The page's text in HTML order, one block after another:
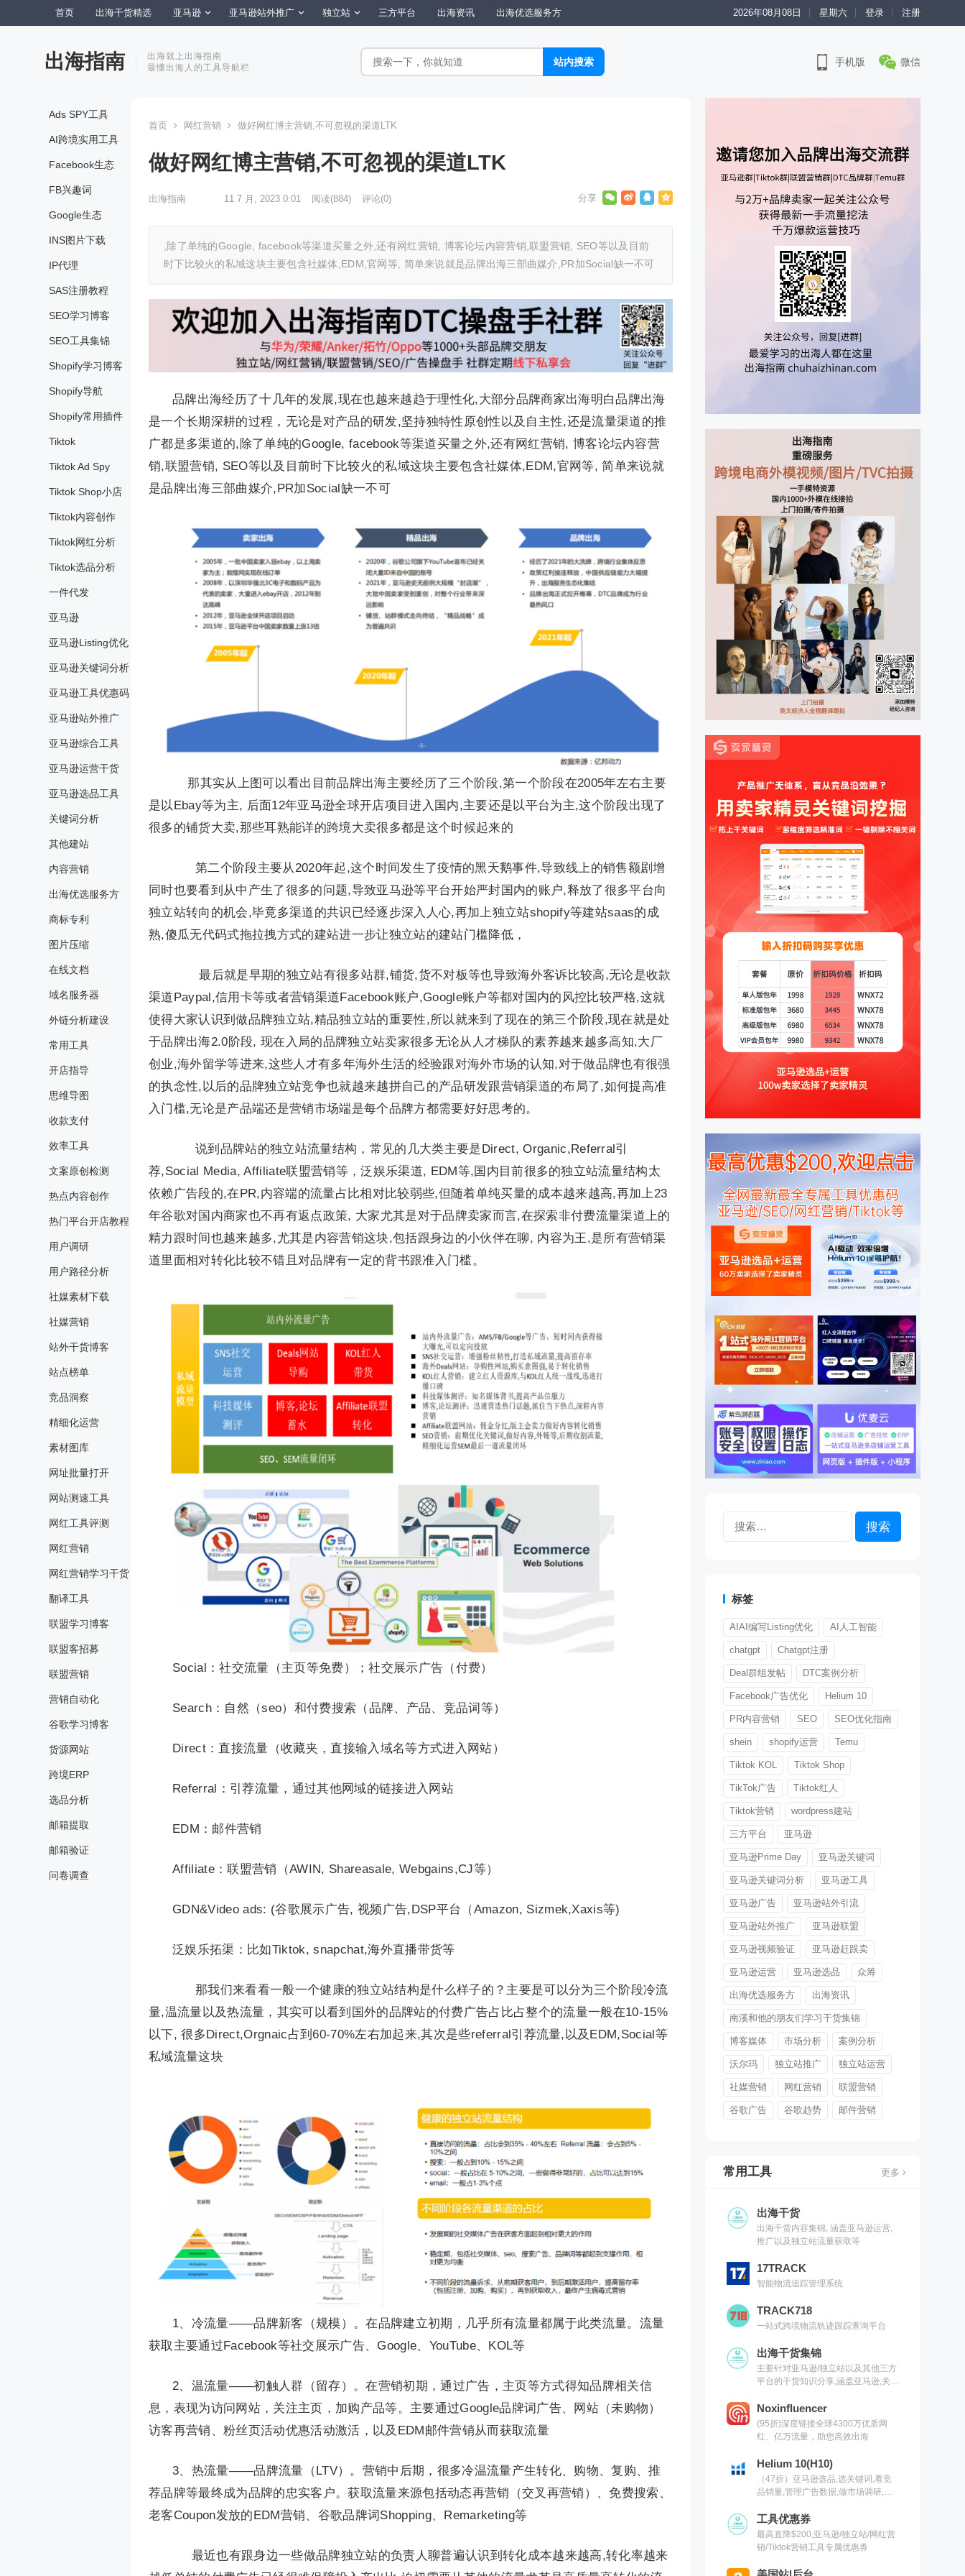
首页 出海干货精选 亚马逊 亚马逊站外推广 独立站 三方平台 出海资讯 出海优选服务方 2026年08月08日 星期六 登录 注册
出海指南
出海就上出海指南
最懂出海人的工具导航栏
手机版 微信
Ads SPY工具
AI跨境实用工具
Facebook生态
FB兴趣词
Google生态
INS图片下载
IP代理
SAS注册教程
SEO学习博客
SEO工具集锦
Shopify学习博客
Shopify导航
Shopify常用插件
Tiktok
Tiktok Ad Spy
Tiktok Shop小店
Tiktok内容创作
Tiktok网红分析
Tiktok选品分析
一件代发
亚马逊
亚马逊Listing优化
亚马逊关键词分析
亚马逊工具优惠码
亚马逊站外推广
亚马逊综合工具
亚马逊运营干货
亚马逊选品工具
关键词分析
其他建站
内容营销
出海优选服务方
商标专利
图片压缩
在线文档
域名服务器
外链分析建设
常用工具
开店指导
思维导图
收款支付
效率工具
文案原创检测
热点内容创作
热门平台开店教程
用户调研
用户路径分析
社媒素材下载
社媒营销
站外干货博客
站点榜单
竞品洞察
精细化运营
素材图库
网址批量打开
网站测速工具
网红工具评测
网红营销
网红营销学习干货
翻译工具
联盟学习博客
联盟客招募
联盟营销
营销自动化
谷歌学习博客
货源网站
跨境ERP
选品分析
邮箱提取
邮箱验证
问卷调查
首页 网红营销 做好网红博主营销,不可忽视的渠道LTK
做好网红博主营销,不可忽视的渠道LTK
出海指南 11 7 月, 2023 0:01 阅读(884) 评论(0)
,除了单纯的Google, facebook等渠道买量之外,还有网红营销, 博客论坛内容营销,联盟营销, SEO等以及目前
时下比较火的私域这块主要包含社媒体,EDM,官网等, 简单来说就是品牌出海三部曲媒介,PR加Social缺一不可
品牌出海经历了十几年的发展,现在也越来越趋于理性化,大部分品牌商家出海明白品牌出海
是一个长期深耕的过程，无论是对产品的研发,坚持独特性原创性以及自主性,还是流量渠道的推
广都是多渠道的,除了单纯的Google, facebook等渠道买量之外,还有网红营销, 博客论坛内容营
销,联盟营销, SEO等以及目前时下比较火的私域这块主要包含社媒体,EDM,官网等, 简单来说就
是品牌出海三部曲媒介,PR加Social缺一不可
那其实从上图可以看出目前品牌出海主要经历了三个阶段,第一个阶段在2005年左右主要
是以Ebay等为主, 后面12年亚马逊全球开店项目进入国内,主要还是以平台为主,这个阶段出现了
很多的铺货大卖,那些耳熟能详的跨境大卖很多都是这个时候起来的
第二个阶段主要从2020年起,这个时间发生了疫情的黑天鹅事件,导致线上的销售额剧增
同时也要看到从中产生了很多的问题,导致亚马逊等平台开始严封国内的账户,释放了很多平台向
独立站转向的机会,毕竟多渠道的共识已经逐步深入人心,再加上独立站shopify等建站saas的成
熟,傻瓜无代码式拖拉拽方式的建站进一步让独立站的建站门槛降低，
最后就是早期的独立站有很多站群,铺货,货不对板等也导致海外客诉比较高,无论是收款
渠道Paypal,信用卡等或者营销渠道Facebook账户,Google账户等都对国内的风控比较严格,这就
使得大家认识到做品牌独立站,精品独立站的重要性,所以就来到了现在的第三个阶段,现在就是处
于品牌出海2.0阶段, 现在入局的品牌独立站卖家很多无论从人才梯队的素养越来越多高知,大厂
创业,海外留学等进来,这些人才有多年海外生活的经验跟对海外市场的认知,对于做品牌也有很强
的执念性,以后的品牌独立站竞争也就越来越拼自己的产品研发跟营销渠道的布局了,如何提高准
入门槛,无论是产品端还是营销市场端是每个品牌方都需要好好思考的。
说到品牌站的独立站流量结构，常见的几大类主要是Direct, Organic,Referral引
荐,Social Media, Affiliate联盟营销等，泛娱乐渠道, EDM等,国内目前很多的独立站流量结构太
依赖广告段的,在PR,内容端的流量占比相对比较弱些,但随着单纯买量的成本越来越高,再加上23
年谷歌对国内商家也不再有返点政策, 大家尤其是对于品牌卖家而言,在探索非付费流量渠道上的
精力跟时间也越来越多,尤其是内容营销这块,包括跟身边的小伙伴在聊, 内容为王,是所有营销渠
道里面相对转化比较不错且对品牌有一定的背书跟准入门槛。
Social：社交流量（主页等免费）；社交展示广告（付费）
Search：自然（seo）和付费搜索（品牌、产品、竞品词等）
Direct：直接流量（收藏夹，直接输入域名等方式进入网站）
Referral：引荐流量，通过其他网域的链接进入网站
EDM：邮件营销
Affiliate：联盟营销（AWIN, Shareasale, Webgains,CJ等）
GDN&Video ads: (谷歌展示广告, 视频广告,DSP平台（Amazon, Sizmek,Xaxis等)
泛娱乐拓渠：比如Tiktok, snapchat,海外直播带货等
那我们来看看一般一个健康的独立站结构是什么样子的？主要是可以分为三个阶段冷流
量,温流量以及热流量，其实可以看到国外的品牌站的付费广告占比占整个的流量一般在10-15%
以下, 很多Direct,Orgnaic占到60-70%左右加起来,其次是些referral引荐流量,以及EDM,Social等
私域流量这块
1、冷流量——品牌新客（规模）。在品牌建立初期，几乎所有流量都属于此类流量。流量
获取主要通过Facebook等社交展示广告、Google、YouTube、KOL等
2、温流量——初触人群（留存）。在营销初期，通过广告，主页等方式得知品牌相关信
息，表现为访问网站，关注主页，加购产品等。主要通过Google品牌词广告、网站（未购物）
访客再营销、粉丝页活动优惠活动激活，以及EDM邮件营销从而获取流量
3、热流量——品牌流量（LTV）。营销中后期，很多冷温流量产生转化、购物、复购、推
荐品牌等最终成为品牌的忠实客户。获取流量来源包括动态再营销（交叉再营销）、免费搜索、
老客Coupon发放的EDM营销、谷歌品牌词Shopping、Remarketing等
最近也有跟身边一些做品牌独立站的负责人聊普遍认识到转化成本越来越高,转化率越来
标签
AIAI编写Listing优化 AI人工智能
chatgpt Chatgpt注册
Deal群组发帖 DTC案例分析
Facebook广告优化 Helium 10
PR内容营销 SEO SEO优化指南
shein shopify运营 Temu
Tiktok KOL Tiktok Shop
TikTok广告 Tiktok红人
Tiktok营销 wordpress建站
三方平台 亚马逊
亚马逊Prime Day 亚马逊关键词
亚马逊关键词分析 亚马逊工具
亚马逊广告 亚马逊站外引流
亚马逊站外推广 亚马逊联盟
亚马逊视频验证 亚马逊赶跟卖
亚马逊运营 亚马逊选品 众筹
出海优选服务方 出海资讯
南溪和他的朋友们学习干货集锦
博客媒体 市场分析 案例分析
沃尔玛 独立站推广 独立站运营
社媒营销 网红营销 联盟营销
谷歌广告 谷歌趋势 邮件营销
常用工具 更多
出海干货
出海干货内容集锦, 涵盖亚马逊运营,
推广以及独立站流量获取等
17TRACK
智能物流追踪管理系统
TRACK718
一站式跨境物流轨迹跟踪查询平台
出海干货集锦
主要针对亚马逊/独立站以及其他三方
平台的干货知识分享,涵盖亚马逊,关键
具以及出海干货集锦,欢迎关注
Noxinfluencer
(95折)深度链接全球4300万优质网
红、亿万流量，助您高效出海
Helium 10(H10)
（47折）亚马逊选品,选关键词,看竞
品销量,管理广告数据,做市场调研,有
工具优惠券
最高直降$200,亚马逊/独立站/网红营
销/Tiktok营销工具专属优惠券